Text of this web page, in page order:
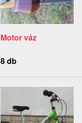
Motor váz
8 db